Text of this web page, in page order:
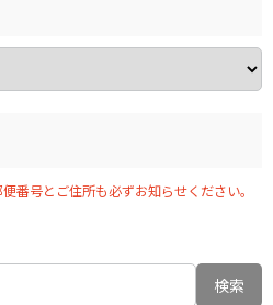
番号とご住所も必ずお知らせください。
検索